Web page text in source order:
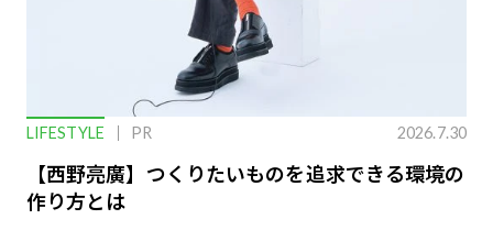
LIFESTYLE PR 2026.7.30
【西野亮廣】つくりたいものを追求できる環境の
作り方とは